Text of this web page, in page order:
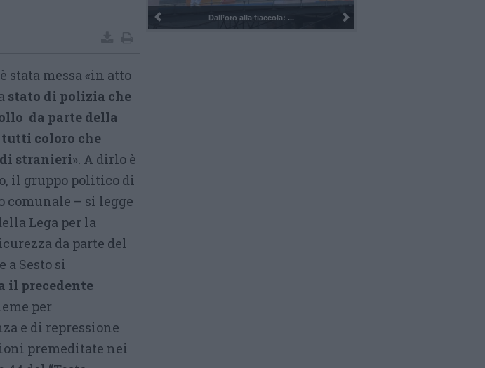
è stata messa «in atto
stato di polizia che
da parte della
coloro che
stranieri». A dirlo è
il gruppo politico di
comunale – si legge
Lega per la
da parte del
Sesto si
il precedente
per
e di repressione
premeditate nei
Dall’oro alla fiaccola: ...